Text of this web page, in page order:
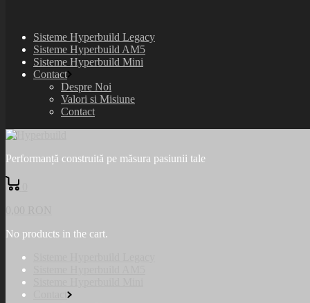
Sisteme Hyperbuild Legacy
Sisteme Hyperbuild AM5
Sisteme Hyperbuild Mini
Contact
Despre Noi
Valori si Misiune
Contact
Performanță construită pe măsura pasiunii tale
No products in the cart.